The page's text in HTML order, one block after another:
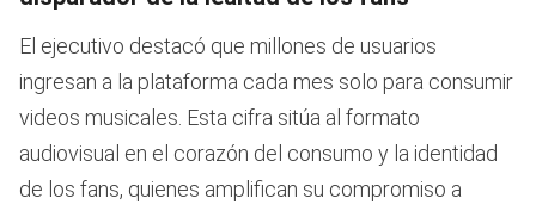
El ejecutivo destacó que millones de usuarios
ingresan a la plataforma cada mes solo para consumir
videos musicales. Esta cifra sitúa al formato
audiovisual en el corazón del consumo y la identidad
de los fans, quienes amplifican su compromiso a